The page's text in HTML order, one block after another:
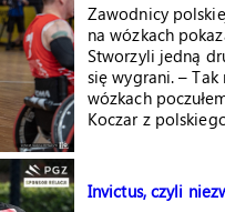
Zawodnicy
na wózkach
Stworzyli jedną
się wygrani. –
wózkach
Koczar z
Invictus, czyli